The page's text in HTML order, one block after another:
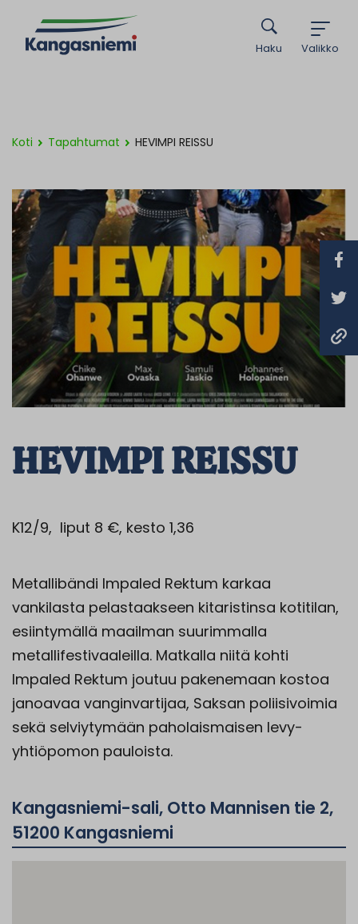
Valikko
Haku
Koti Tapahtumat HEVIMPI REISSU
HEVIMPI REISSU
K12/9, liput 8 €, kesto 1,36
Metallibändi Impaled Rektum karkaa
vankilasta pelastaakseen kitaristinsa kotitilan,
esiintymällä maailman suurimmalla
metallifestivaaleilla. Matkalla niitä kohti
Impaled Rektum joutuu pakenemaan kostoa
janoavaa vanginvartijaa, Saksan poliisivoimia
sekä selviytymään paholaismaisen levy-
yhtiöpomon pauloista.
Kangasniemi-sali, Otto Mannisen tie 2,
51200 Kangasniemi